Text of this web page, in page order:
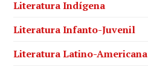
Literatura Indígena
Literatura Infanto-Juvenil
Literatura Latino-Americana